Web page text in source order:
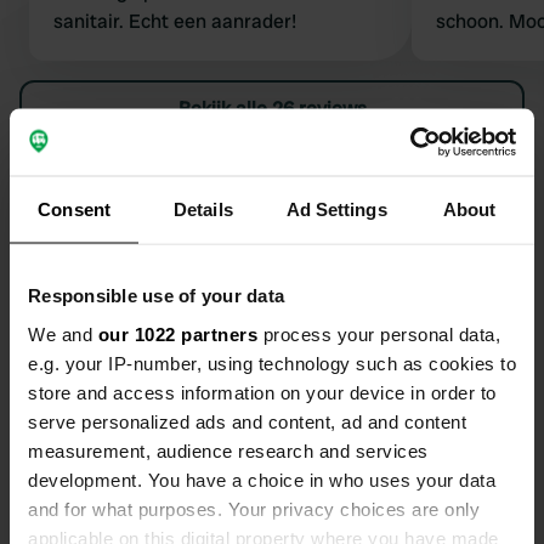
Consent Details Ad Settings About
Responsible use of your data
We and our 1022 partners process your personal data,
e.g. your IP-number, using technology such as cookies to
store and access information on your device in order to
serve personalized ads and content, ad and content
measurement, audience research and services
development. You have a choice in who uses your data
and for what purposes. Your privacy choices are only
applicable on this digital property where you have made
sanitair. Echt een aanrader!
schoon. Mooie omgeving om te
gefietst
graden. Super vriendelijke eigenaar
die alles
Bekijk alle 26 reviews
Contact
Locatie
Raamsweg 23
8106 RH, Mariënheem, Nederland
Coördinaten